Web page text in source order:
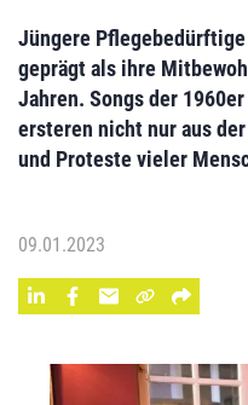
Jüngere
geprägt als ihre
Jahren. Songs der
ersteren nicht nur aus
und Proteste vieler
09.01.2023